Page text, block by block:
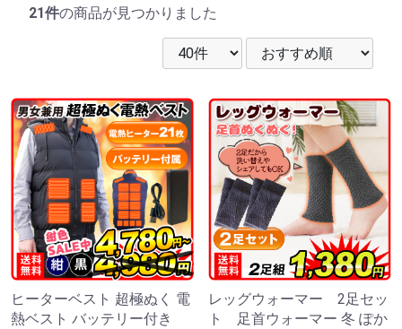
21件の商品が見つかりました
ヒーターベスト 超極ぬく 電
熱ベスト バッテリー付き
レッグウォーマー 2足セッ
ト 足首ウォーマー 冬 ぽか